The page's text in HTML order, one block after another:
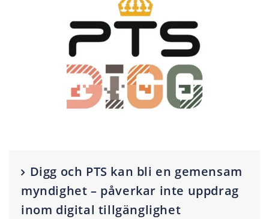
Digg och PTS kan bli en gemensam
myndighet – påverkar inte uppdrag
inom digital tillgänglighet